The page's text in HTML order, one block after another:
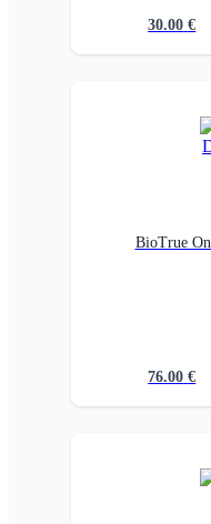
30.00 €
BioTrue
76.00 €